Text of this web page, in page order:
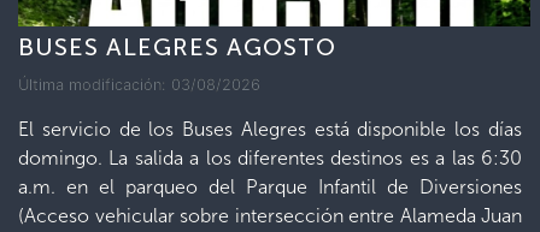
BUSES ALEGRES AGOSTO
Última modificación: 03/08/2026
El servicio de los Buses Alegres está disponible los días
domingo. La salida a los diferentes destinos es a las 6:30
a.m. en el parqueo del Parque Infantil de Diversiones
(Acceso vehicular sobre intersección entre Alameda Juan